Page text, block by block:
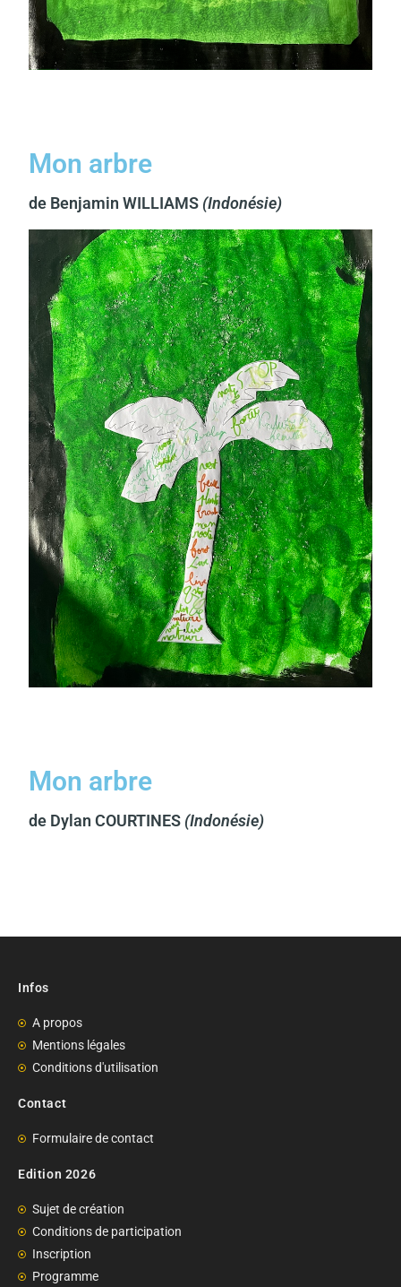
Mon arbre
de Benjamin WILLIAMS (Indonésie)
Mon arbre
de Dylan COURTINES (Indonésie)
Infos
A propos
Mentions légales
Conditions d'utilisation
Contact
Formulaire de contact
Edition 2026
Sujet de création
Conditions de participation
Inscription
Programme